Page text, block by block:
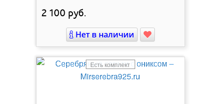
2 100 руб.
Нет в наличии
Есть комплект